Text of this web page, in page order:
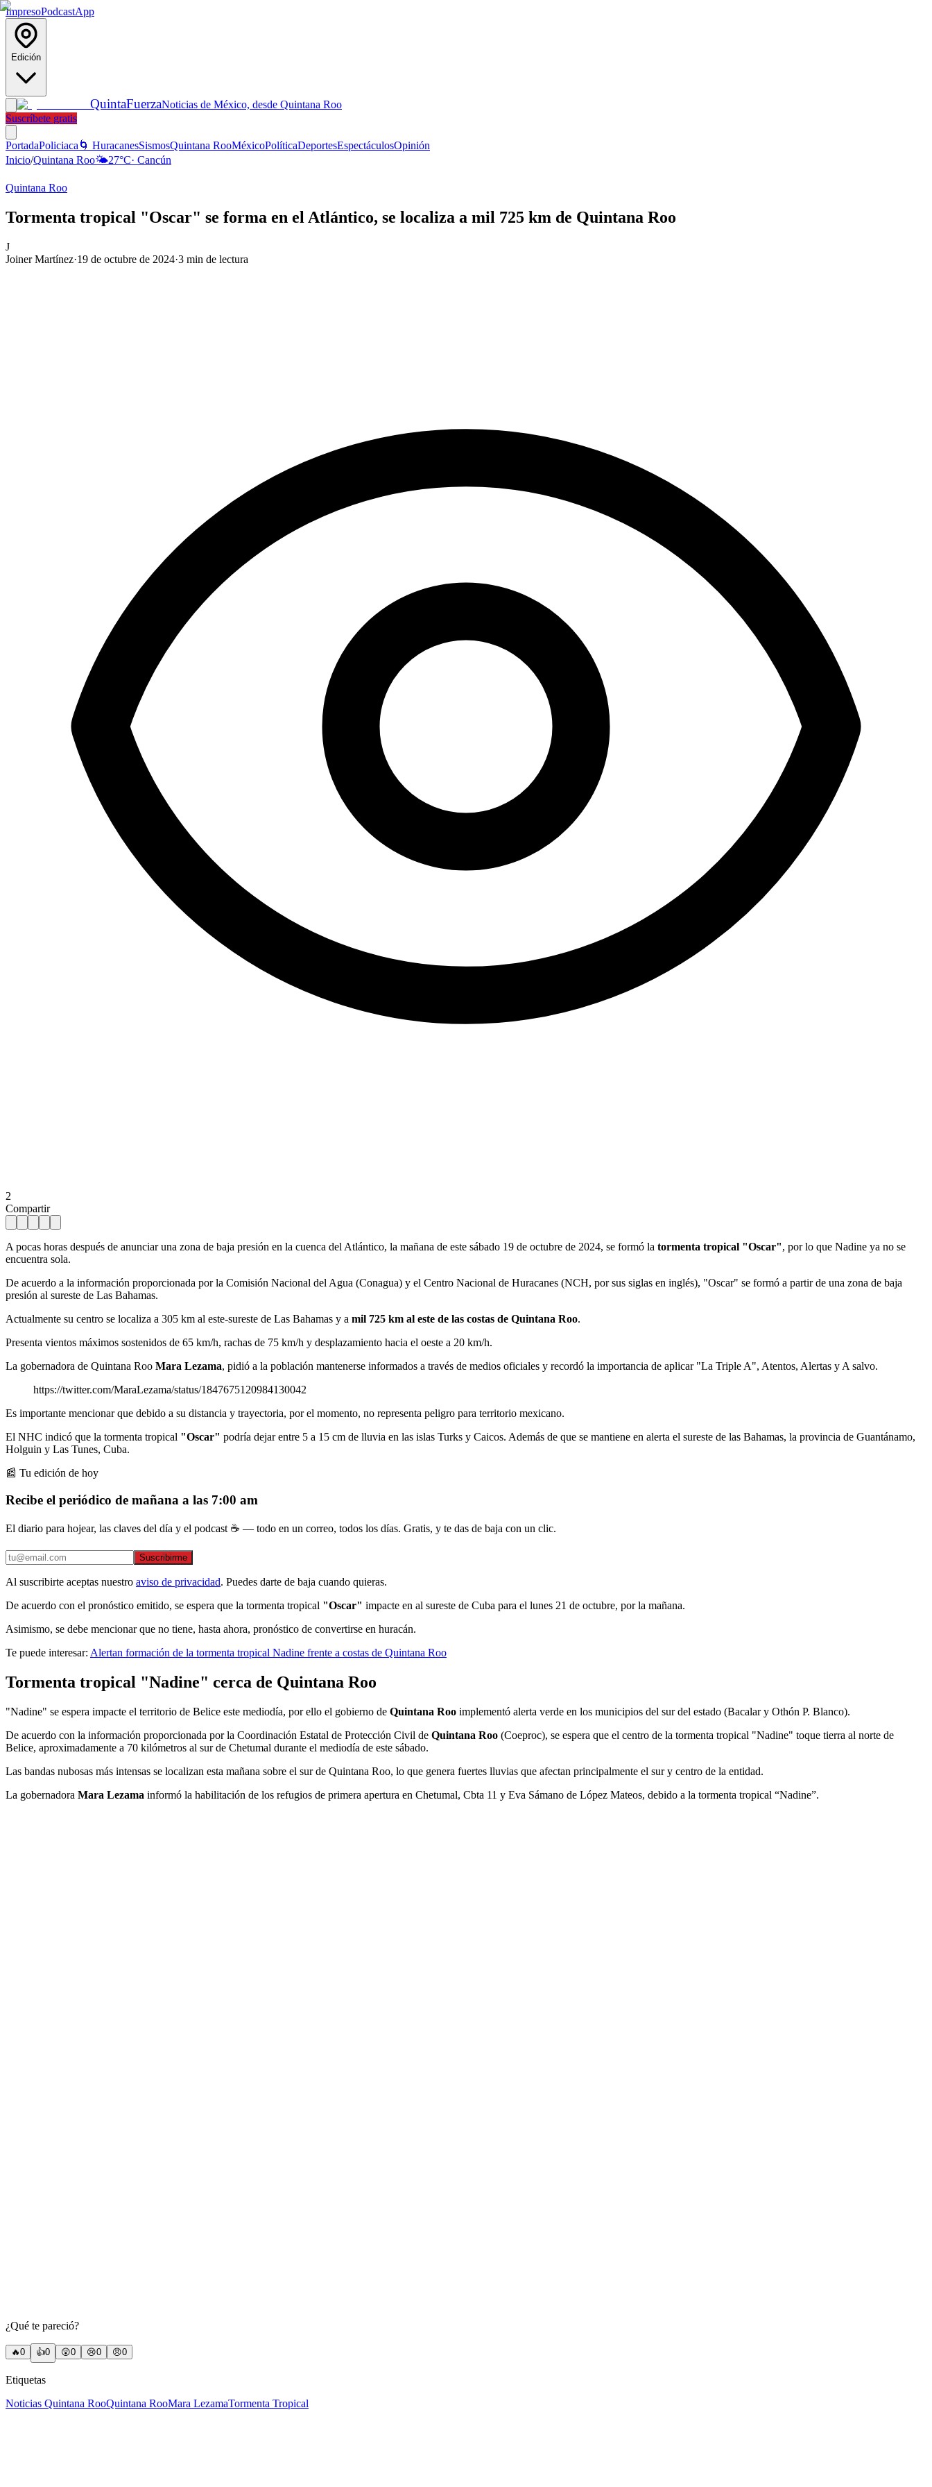
ImpresoPodcastApp
Edición
QuintaFuerzaNoticias de México, desde Quintana Roo
Suscríbete gratis
PortadaPoliciaca 🌀 HuracanesSismosQuintana RooMéxicoPolíticaDeportesEspectáculosOpinión
Inicio/Quintana Roo🌤️27°C· Cancún
Quintana Roo
Tormenta tropical "Oscar" se forma en el Atlántico, se localiza a mil 725 km de Quintana Roo
J
Joiner Martínez·19 de octubre de 2024·3 min de lectura
2
Compartir
A pocas horas después de anunciar una zona de baja presión en la cuenca del Atlántico, la mañana de este sábado 19 de octubre de 2024, se formó la tormenta tropical "Oscar", por lo que Nadine ya no se
encuentra sola.
De acuerdo a la información proporcionada por la Comisión Nacional del Agua (Conagua) y el Centro Nacional de Huracanes (NCH, por sus siglas en inglés), "Oscar" se formó a partir de una zona de baja
presión al sureste de Las Bahamas.
Actualmente su centro se localiza a 305 km al este-sureste de Las Bahamas y a mil 725 km al este de las costas de Quintana Roo.
Presenta vientos máximos sostenidos de 65 km/h, rachas de 75 km/h y desplazamiento hacia el oeste a 20 km/h.
La gobernadora de Quintana Roo Mara Lezama, pidió a la población mantenerse informados a través de medios oficiales y recordó la importancia de aplicar "La Triple A", Atentos, Alertas y A salvo.
https://twitter.com/MaraLezama/status/1847675120984130042
Es importante mencionar que debido a su distancia y trayectoria, por el momento, no representa peligro para territorio mexicano.
El NHC indicó que la tormenta tropical "Oscar" podría dejar entre 5 a 15 cm de lluvia en las islas Turks y Caicos. Además de que se mantiene en alerta el sureste de las Bahamas, la provincia de Guantánamo,
Holguin y Las Tunes, Cuba.
📰 Tu edición de hoy
Recibe el periódico de mañana a las 7:00 am
El diario para hojear, las claves del día y el podcast ☕ — todo en un correo, todos los días. Gratis, y te das de baja con un clic.
Suscribirme
Al suscribirte aceptas nuestro aviso de privacidad. Puedes darte de baja cuando quieras.
De acuerdo con el pronóstico emitido, se espera que la tormenta tropical "Oscar" impacte en al sureste de Cuba para el lunes 21 de octubre, por la mañana.
Asimismo, se debe mencionar que no tiene, hasta ahora, pronóstico de convertirse en huracán.
Te puede interesar: Alertan formación de la tormenta tropical Nadine frente a costas de Quintana Roo
Tormenta tropical "Nadine" cerca de Quintana Roo
"Nadine" se espera impacte el territorio de Belice este mediodía, por ello el gobierno de Quintana Roo implementó alerta verde en los municipios del sur del estado (Bacalar y Othón P. Blanco).
De acuerdo con la información proporcionada por la Coordinación Estatal de Protección Civil de Quintana Roo (Coeproc), se espera que el centro de la tormenta tropical "Nadine" toque tierra al norte de
Belice, aproximadamente a 70 kilómetros al sur de Chetumal durante el mediodía de este sábado.
Las bandas nubosas más intensas se localizan esta mañana sobre el sur de Quintana Roo, lo que genera fuertes lluvias que afectan principalmente el sur y centro de la entidad.
La gobernadora Mara Lezama informó la habilitación de los refugios de primera apertura en Chetumal, Cbta 11 y Eva Sámano de López Mateos, debido a la tormenta tropical “Nadine”.
¿Qué te pareció?
🔥0 👍0 😲0 😢0 😠0
Etiquetas
Noticias Quintana RooQuintana RooMara LezamaTormenta Tropical